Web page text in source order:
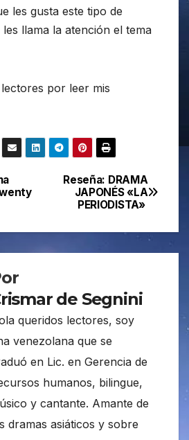
les gusta este tipo de
llama la atención el tema
por leer mis
Reseña: DRAMA
JAPONÉS «LA
PERIODISTA»
de Segnini
queridos lectores, soy
venezolana que se
en Lic. en Gerencia de
humanos, bilingue,
y cantante. Amante de
dramas asiáticos y sobre